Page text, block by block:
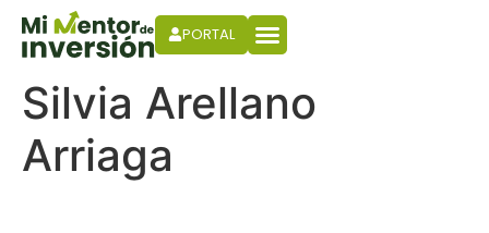
PORTAL
Silvia Arellano
Arriaga